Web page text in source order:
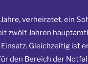
verheiratet, ein
zwölf Jahren
Gleichzeitig ist
den Bereich der